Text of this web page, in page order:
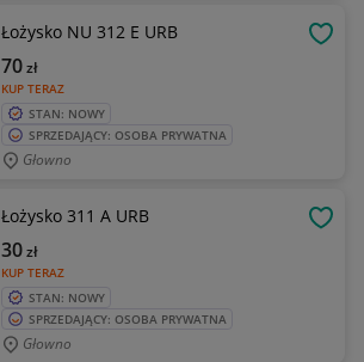
Łożysko NU 312 E URB
KUP TERAZ
70zł
STAN: NOWY
SPRZEDAJĄCY: OSOBA PRYWATNA
Głowno
Łożysko 311 A URB
KUP TERAZ
30zł
STAN: NOWY
SPRZEDAJĄCY: OSOBA PRYWATNA
Głowno